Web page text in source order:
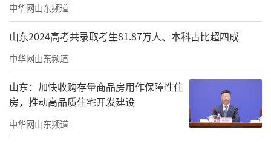
1985年，在当时全国人大和全国政协等有
关领导和专家的提议下，在原国家教委全面论
证后，一所民办医科高校——济南市中西医结合
中华网山东频道
山东2024高考共录取考生81.87万人、本科占比超四成
中华网山东频道
山东：加快收购存量商品房用作保障性住
房，推动高品质住宅开发建设
中华网山东频道